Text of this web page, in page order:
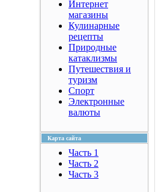
Интернет
магазины
Кулинарные
рецепты
Природные
катаклизмы
Путешествия и
туризм
Спорт
Электронные
валюты
Карта сайта
Часть 1
Часть 2
Часть 3